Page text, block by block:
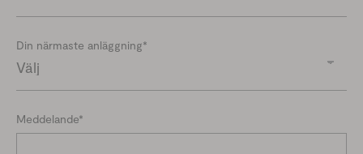
Din närmaste anläggning*
Meddelande*